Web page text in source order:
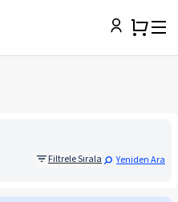
Filtrele Sırala Yeniden Ara